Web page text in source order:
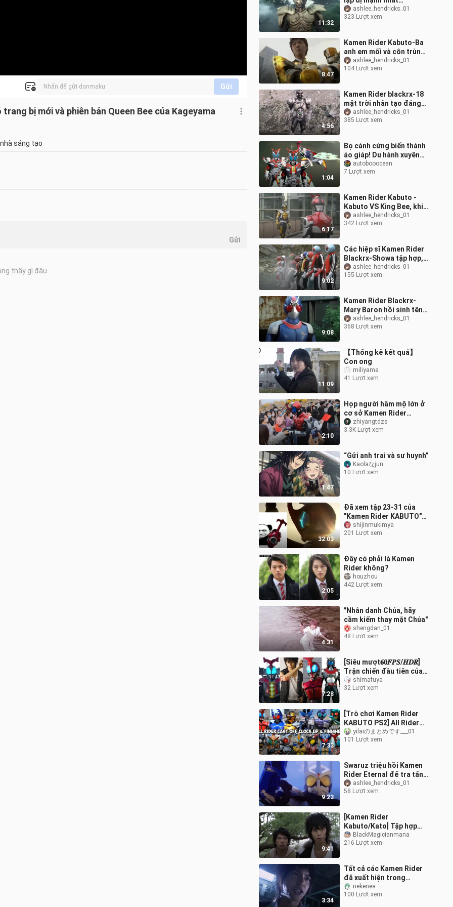
Gửi
bị mới và phiên bản Queen Bee của Kageyama
sáng tạo
11:32
Gakumidora xuất hiện
(Hoàng đế Clexis cũng
ashlee_hendricks_01
323 Lượt xem
8:47
Kamen Rider Kabuto-Ba
anh em mối và côn trùng
xuất hiện, và phiên bản
Mishima của Hiệp sĩ ong
ashlee_hendricks_01
104 Lượt xem
4:56
Kamen Rider blackrx-18
mặt trời nhân tạo đáng
sợ ashlee_hendricks_01
385 Lượt xem
1:04
Bọ cánh cứng biến thành
áo giáp! Du hành xuyên
thời gian và không gian
với tốc độ siêu ánh sáng!
autobooocean
7 Lượt xem
6:17
Kamen Rider Kabuto -
Kabuto VS King Bee, khi
Kabuto quay lưng lại với
bạn, số phận của bạn sẽ
ashlee_hendricks_01
342 Lượt xem
9:02
Các hiệp sĩ Kamen Rider
Blackrx-Showa tập hợp,
Hoàng đế Clexis ra lệnh
và Gaedorion trở thành
ashlee_hendricks_01
155 Lượt xem
9:08
Kamen Rider Blackrx-
Mary Baron hồi sinh tên
lập dị đã chết, (thực ra
hắn không có cấp dưới)
ashlee_hendricks_01
368 Lượt xem
11:09
【Thống kê kết quả】
Con ong
miliyama
41 Lượt xem
2:10
Họp người hâm mộ lớn ở
cơ sở Kamen Rider
Kabuto
zhiyangtdzs
3.3K Lượt xem
1:47
“Gửi anh trai và sư huynh”
Kaolaなjun
10 Lượt xem
32:03
Đã xem tập 23-31 của
"Kamen Rider KABUTO"
trong 32 phút
shijinmukimya
201 Lượt xem
2:05
Đây có phải là Kamen
Rider không?
houzhou
442 Lượt xem
4:31
"Nhân danh Chúa, hãy
cầm kiếm thay mặt Chúa"
shengdan_01
48 Lượt xem
7:28
[Siêu mượt𝟔𝟎𝑭𝑷𝑺/𝑯𝑫𝑹]
Trận chiến đầu tiên của
Kabuto dưới mọi hình
thức, bạn có nhớ người
shimafuya
32 Lượt xem
7:33
[Trò chơi Kamen Rider
KABUTO PS2] All Rider
CAST OFF, Clock UP và
Bộ sưu tập các chiêu
yilaiのまとめです___01
101 Lượt xem
9:23
Swaruz triệu hồi Kamen
Rider Eternal để tra tấn
dã man Vua Thời Gian
Katsumi Daido: Tôi
ashlee_hendricks_01
58 Lượt xem
9:41
[Kamen Rider
Kabuto/Kato] Tập hợp
các trận chiến thú vị! Số
28
BlackMagicianmana
216 Lượt xem
3:34
Tất cả các Kamen Rider
đã xuất hiện trong
Kamen Rider Kabuto King
nekenea
100 Lượt xem
Gửi
thấy gì đâu